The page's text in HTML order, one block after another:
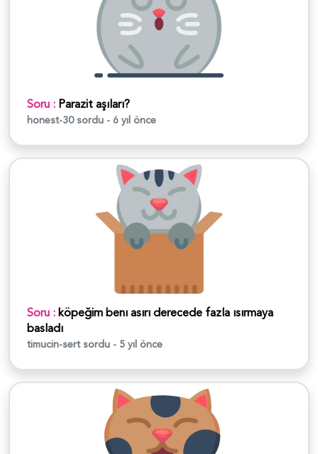
Soru : Parazit aşıları?
honest-30sordu - 6 yıl önce
Soru :köpeğim benı asırı derecede fazla ısırmaya
basladı
timucin-sertsordu - 5 yıl önce